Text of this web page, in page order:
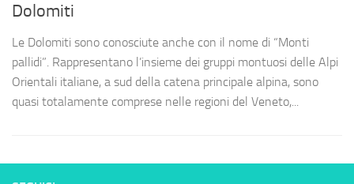
Dolomiti
Le Dolomiti sono conosciute anche con il nome di “Monti
pallidi”. Rappresentano l’insieme dei gruppi montuosi delle Alpi
Orientali italiane, a sud della catena principale alpina, sono
quasi totalamente comprese nelle regioni del Veneto,...